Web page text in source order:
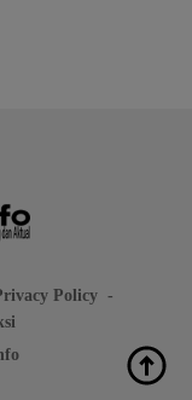
Policy